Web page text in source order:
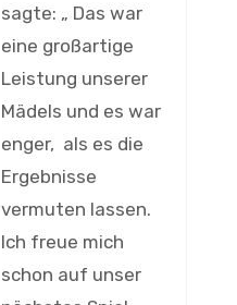
sagte: „ Das war
eine großartige
Leistung unserer
Mädels und es war
enger, als es die
Ergebnisse
vermuten lassen.
Ich freue mich
schon auf unser